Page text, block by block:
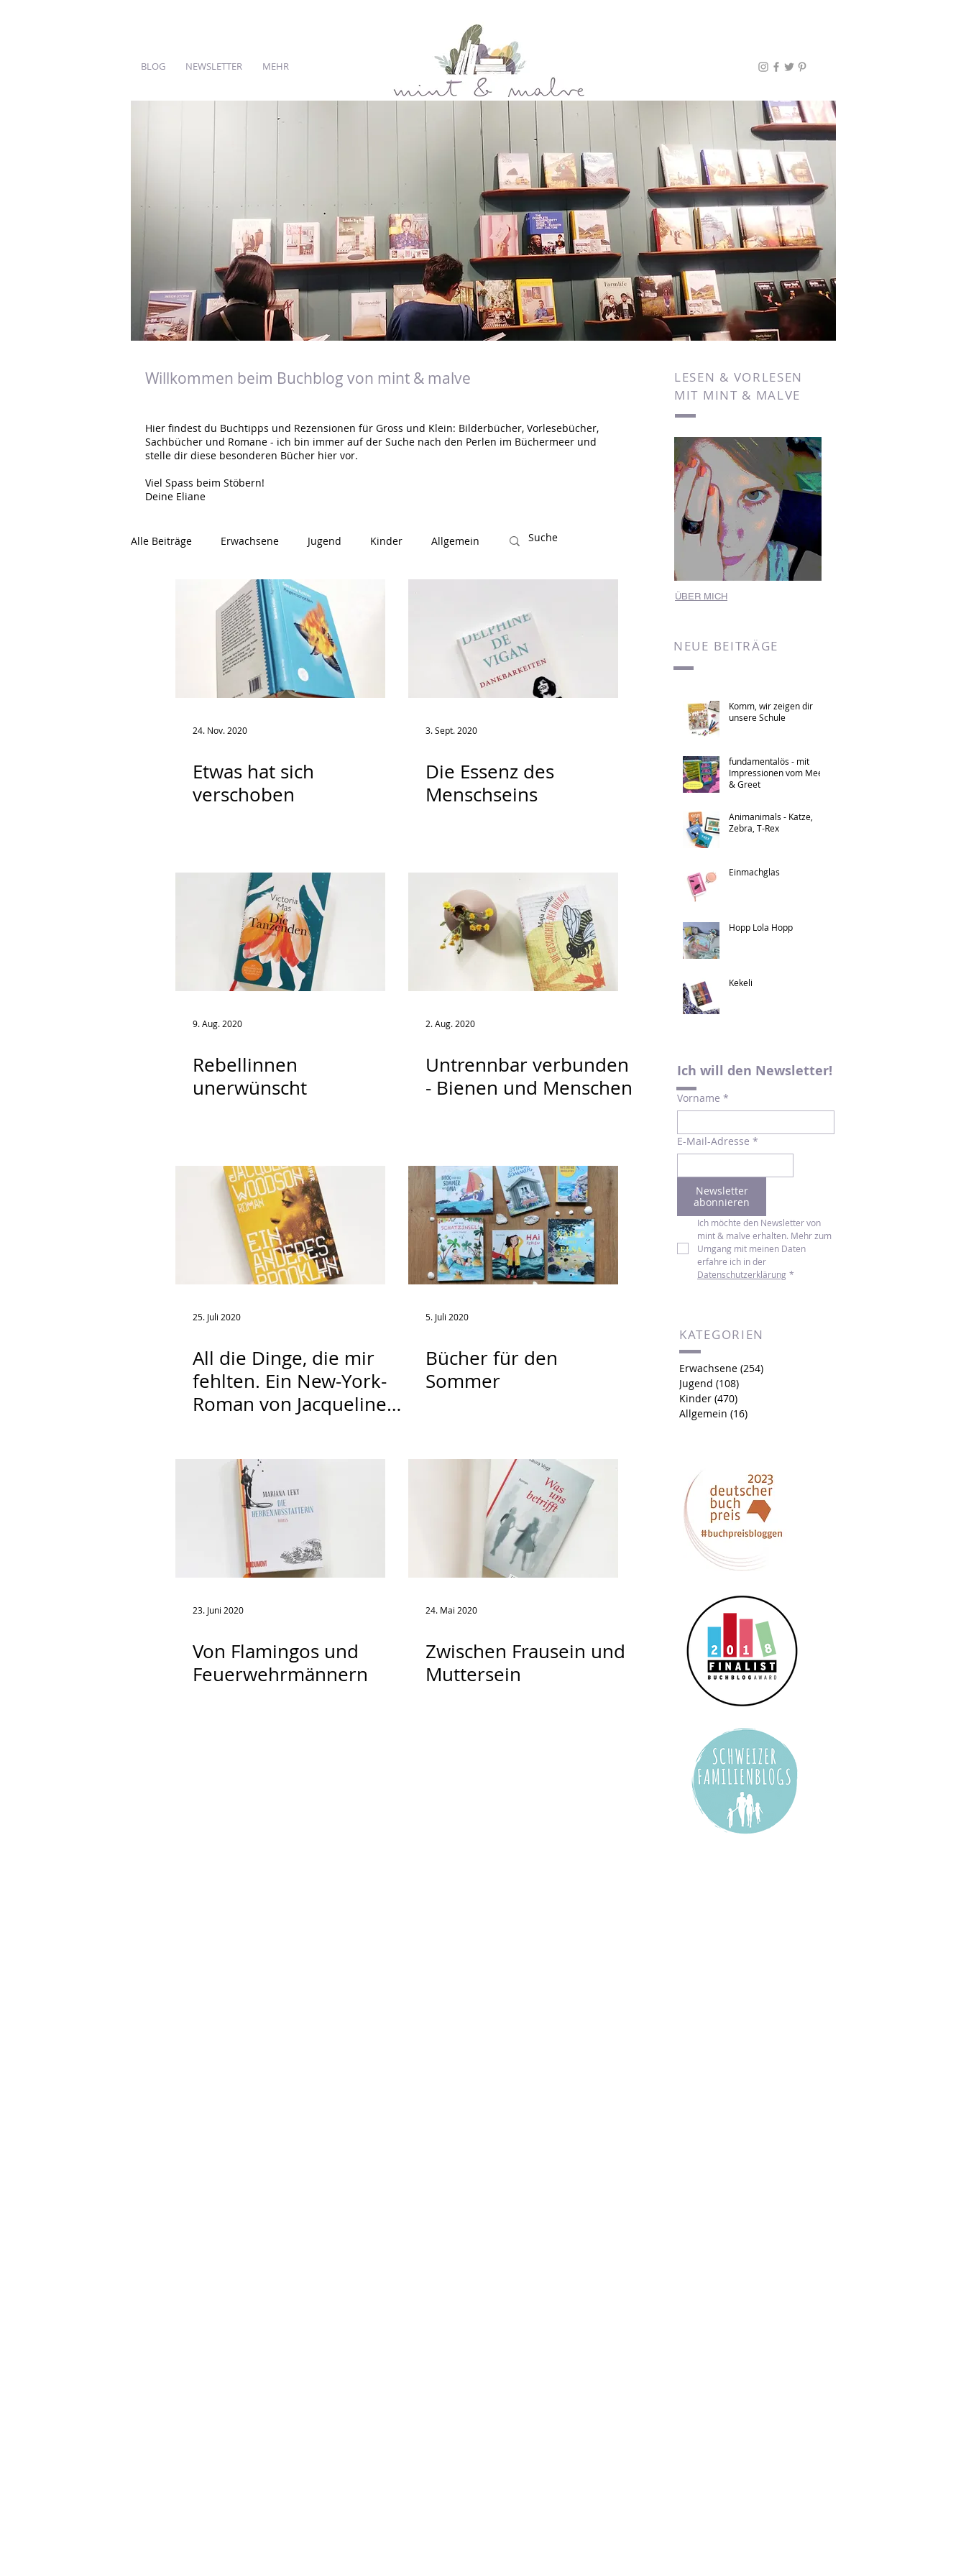
BLOG NEWSLETTER MEHR
Willkommen beim Buchblog von mint & malve
LESEN & VORLESEN
MIT MINT & MALVE
Hier findest du Buchtipps und Rezensionen für Gross und Klein: Bilderbücher, Vorlesebücher,
Sachbücher und Romane - ich bin immer auf der Suche nach den Perlen im Büchermeer und
stelle dir diese besonderen Bücher hier vor.
Viel Spass beim Stöbern!
Deine Eliane
Alle Beiträge Erwachsene Jugend Kinder Allgemein
24. Nov. 2020
Etwas hat sich
verschoben
3. Sept. 2020
Die Essenz des
Menschseins
9. Aug. 2020
Rebellinnen
unerwünscht
2. Aug. 2020
Untrennbar verbunden
- Bienen und Menschen
25. Juli 2020
All die Dinge, die mir
fehlten. Ein New-York-
Roman von Jacqueline
5. Juli 2020
Bücher für den
Sommer
23. Juni 2020
Von Flamingos und
Feuerwehrmännern
24. Mai 2020
Zwischen Frausein und
Muttersein
ÜBER MICH
NEUE BEITRÄGE
Komm, wir zeigen dir
unsere Schule
fundamentalös - mit
Impressionen vom Meet
& Greet
Animanimals - Katze,
Zebra, T-Rex
Einmachglas
Hopp Lola Hopp
Kekeli
Ich will den Newsletter!
Vorname *
E-Mail-Adresse *
Newsletter
abonnieren
Ich möchte den Newsletter von
mint & malve erhalten. Mehr zum
Umgang mit meinen Daten
Datenschutzerklärung *
KATEGORIEN
Erwachsene (254)
Jugend (108)
Kinder (470)
Allgemein (16)